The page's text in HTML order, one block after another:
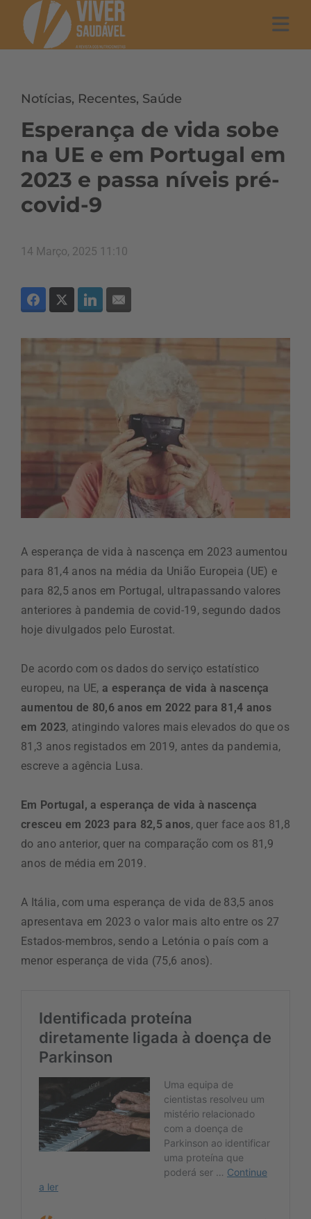
Notícias, Recentes, Saúde
Esperança de vida sobe
na UE e em Portugal em
2023 e passa níveis pré-
covid-9
14 Março, 2025 11:10
A esperança de vida à nascença em 2023 aumentou
para 81,4 anos na média da União Europeia (UE) e
para 82,5 anos em Portugal, ultrapassando valores
anteriores à pandemia de covid-19, segundo dados
hoje divulgados pelo Eurostat.
De acordo com os dados do serviço estatístico
europeu, na UE,a esperança de vida à nascença
aumentou de 80,6 anos em 2022 para 81,4 anos
em 2023, atingindo valores mais elevados do que os
81,3 anos registados em 2019, antes da pandemia,
escreve a agência Lusa.
Em Portugal, a esperança de vida à nascença
cresceu em 2023 para 82,5 anos, quer face aos 81,8
do ano anterior, quer na comparação com os 81,9
anos de média em 2019.
A Itália, com uma esperança de vida de 83,5 anos
apresentava em 2023 o valor mais alto entre os 27
Estados-membros, sendo a Letónia o país com a
menor esperança de vida (75,6 anos).